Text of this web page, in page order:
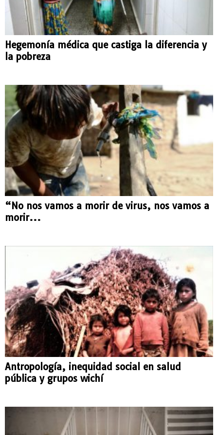
Hegemonía médica que castiga la diferencia y
la pobreza
“No nos vamos a morir de virus, nos vamos a
morir...
Antropología, inequidad social en salud
pública y grupos wichí